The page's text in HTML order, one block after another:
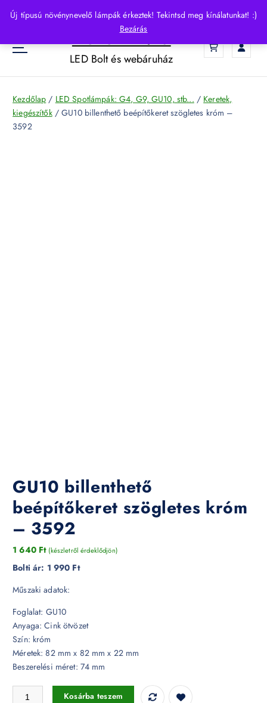
Új típusú növénynevelő lámpák érkeztek! Tekintsd meg kínálatunkat! :)
Bezárás
p
o
HelloLED.hu
LED Bolt és webáruház
Kezdőlap / LED Spotlámpák: G4, G9, GU10, stb... / Keretek,
kiegészítők/ GU10 billenthető beépítőkeret szögletes króm –
3592
GU10 billenthető
beépítőkeret szögletes króm
– 3592
1 640 Ft (készletről érdeklődjön)
Bolti ár: 1 990 Ft
Műszaki adatok:
Foglalat: GU10
Anyaga: Cink ötvözet
Szín: króm
Méretek: 82 mm x 82 mm x 22 mm
Beszerelési méret: 74 mm
GU10 billenthető beépítőkeret szögletes króm - 3592 mennyiség
Kosárba teszem